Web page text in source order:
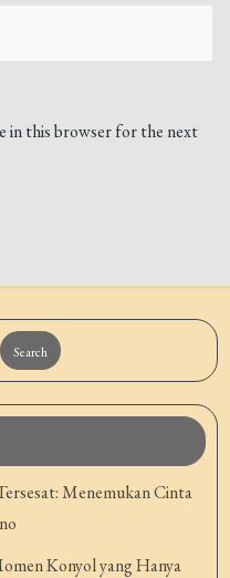
in this browser for the next
Search
Menemukan Cinta
Konyol yang Hanya